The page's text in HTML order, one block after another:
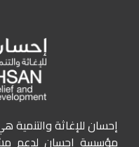
إحسان للإغاثة
مؤسسة إحسان لدعم